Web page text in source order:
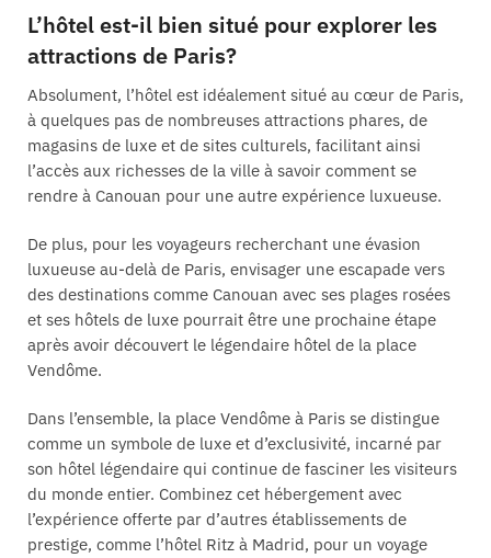
L’hôtel est-il bien situé pour explorer les
attractions de Paris?
Absolument, l’hôtel est idéalement situé au cœur de Paris,
à quelques pas de nombreuses attractions phares, de
magasins de luxe et de sites culturels, facilitant ainsi
l’accès aux richesses de la ville à savoir comment se
rendre à Canouan pour une autre expérience luxueuse.
De plus, pour les voyageurs recherchant une évasion
luxueuse au-delà de Paris, envisager une escapade vers
des destinations comme Canouan avec ses plages rosées
et ses hôtels de luxe pourrait être une prochaine étape
après avoir découvert le légendaire hôtel de la place
Vendôme.
Dans l’ensemble, la place Vendôme à Paris se distingue
comme un symbole de luxe et d’exclusivité, incarné par
son hôtel légendaire qui continue de fasciner les visiteurs
du monde entier. Combinez cet hébergement avec
l’expérience offerte par d’autres établissements de
prestige, comme l’hôtel Ritz à Madrid, pour un voyage